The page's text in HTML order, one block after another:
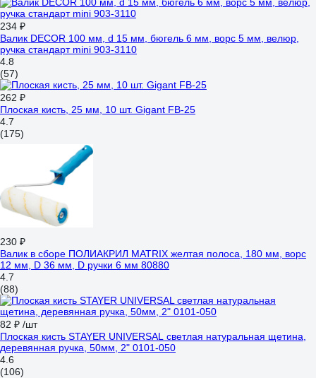
234 ₽
Валик DECOR 100 мм, d 15 мм, бюгель 6 мм, ворс 5 мм, велюр,
ручка стандарт mini 903-3110
4.8
(57)
262 ₽
Плоская кисть, 25 мм, 10 шт. Gigant FB-25
4.7
(175)
230 ₽
Валик в сборе ПОЛИАКРИЛ MATRIX желтая полоса, 180 мм, ворс
12 мм, D 36 мм, D ручки 6 мм 80880
4.7
(88)
82 ₽ /шт
Плоская кисть STAYER UNIVERSAL светлая натуральная щетина,
деревянная ручка, 50мм, 2" 0101-050
4.6
(106)